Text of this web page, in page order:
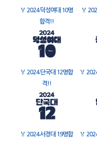
🏅 2024 덕성여대 10명
합격!!
🏅
🏅 2024 단국대 12명합
격!!
🏅
🏅 2024 서경대 19명합
🏅